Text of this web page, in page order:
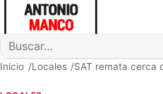
Buscar
Inicio Locales SAT remata cerca